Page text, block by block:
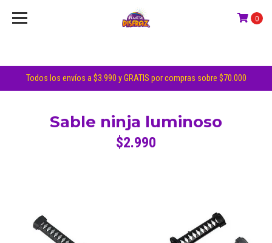
Todos los envíos a $3.990 y GRATIS por compras sobre $70.000
0
Sable ninja luminoso
$2.990